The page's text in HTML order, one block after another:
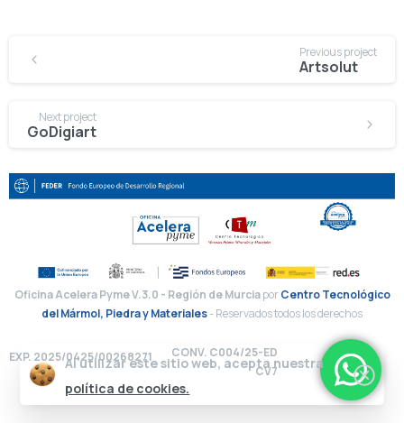
Previous project
Artsolut
Next project
GoDigiart
Oficina Acelera Pyme V.3.0 - Región de MurciaporCentro Tecnológico
del Mármol, Piedra y Materiales- Reservados todos los derechos
EXP. 2025/0425/00268271
CONV. C004/25-ED
CV7
Al utilizar este sitio web, acepta nuestra
política de cookies.